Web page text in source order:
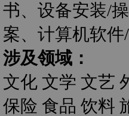
书、设备安装/
案、计算机软
涉及领域：
文化 文学 文艺
保险 食品 饮料